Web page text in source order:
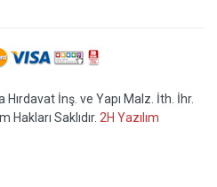
İnş. ve Yapı Malz. İth. İhr.
Hakları Saklıdır. 2H Yazılım